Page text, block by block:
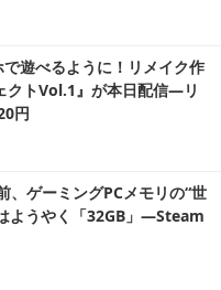
遊べるように！リメイク作
クトVol.1』が本日配信―リ
円
、ゲーミングPCメモリの“世
ようやく「32GB」―Steam